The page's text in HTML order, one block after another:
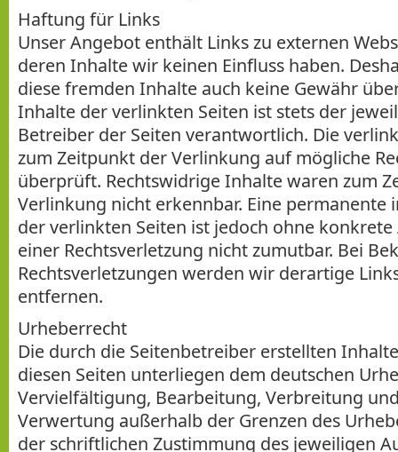
Haftung für Links
Unser Angebot enthält Links zu externen
deren Inhalte wir keinen Einfluss haben.
diese fremden Inhalte auch keine Gewähr
Inhalte der verlinkten Seiten ist stets der
Betreiber der Seiten verantwortlich. Die
zum Zeitpunkt der Verlinkung auf mögliche
überprüft. Rechtswidrige Inhalte waren zum
Verlinkung nicht erkennbar. Eine permanente
der verlinkten Seiten ist jedoch ohne
einer Rechtsverletzung nicht zumutbar. Bei
Rechtsverletzungen werden wir derartige
entfernen.
Urheberrecht
Die durch die Seitenbetreiber erstellten
diesen Seiten unterliegen dem deutschen
Vervielfältigung, Bearbeitung, Verbreitung
Verwertung außerhalb der Grenzen des
der schriftlichen Zustimmung des jeweiligen